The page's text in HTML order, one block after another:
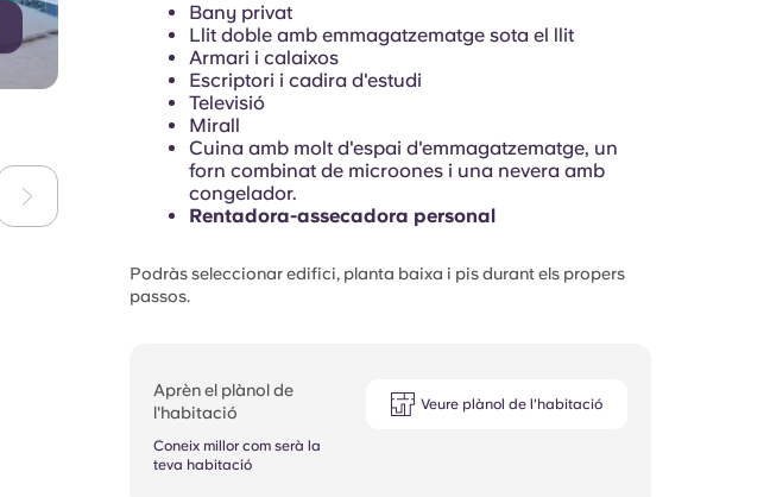
Bany privat
Llit doble amb emmagatzematge sota el llit
Armari i calaixos
Escriptori i cadira d'estudi
Televisió
Mirall
Cuina amb molt d'espai d'emmagatzematge, un
forn combinat de microones i una nevera amb
congelador.
Rentadora-assecadora personal
Podràs seleccionar edifici, planta baixa i pis durant els propers
passos.
Aprèn el plànol de
l'habitació
Coneix millor com serà la
teva habitació
Veure plànol de l'habitació